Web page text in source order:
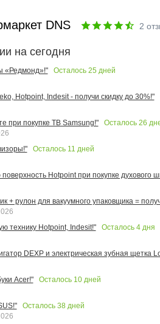
DNS 2
на сегодня
«Редмонд»!" Осталось 25 дней
Hotpoint, Indesit - получи скидку до 30%!"
при покупке ТВ Samsung!" Осталось 26
Осталось 11 дней
Hotpoint при покупке духового
+ рулон для вакуумного упаковщика =
технику Hotpoint, Indesit!"
Осталось 4дня
DEXP и электрическая зубная щетка
Acer!" Осталось 10дней
Осталось 38дней